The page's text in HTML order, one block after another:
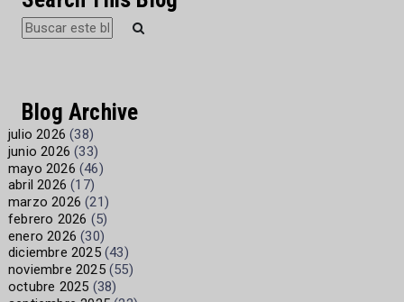
Blog Archive
julio 2026 (38)
junio 2026 (33)
mayo 2026 (46)
abril 2026 (17)
marzo 2026 (21)
febrero 2026 (5)
enero 2026 (30)
diciembre 2025(43)
noviembre 2025(55)
octubre 2025 (38)